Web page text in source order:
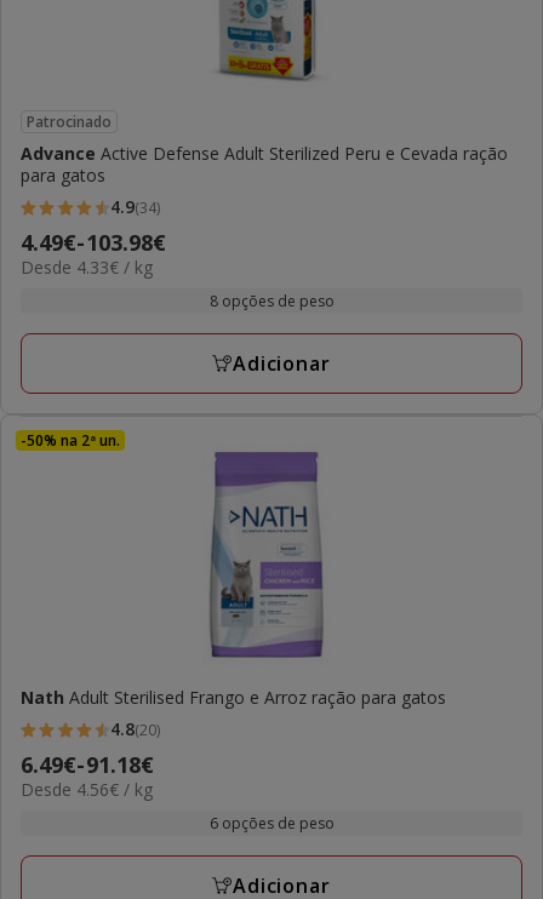
Patrocinado
Advance Active Defense Adult Sterilized Peru e Cevada ração
para gatos
4.9
estrelas
com
avaliações
4.9(34)
Preço
de
a
4.49€-103.98€
4.33€
Desde 4.33€ / kg
8 opções de peso
Adicionar
-50% na 2ª un.
Nath Adult Sterilised Frango e Arroz ração para gatos
4.8
estrelas
com
avaliações
4.8(20)
Preço
de
a
6.49€-91.18€
4.56€
Desde 4.56€ / kg
6 opções de peso
Adicionar